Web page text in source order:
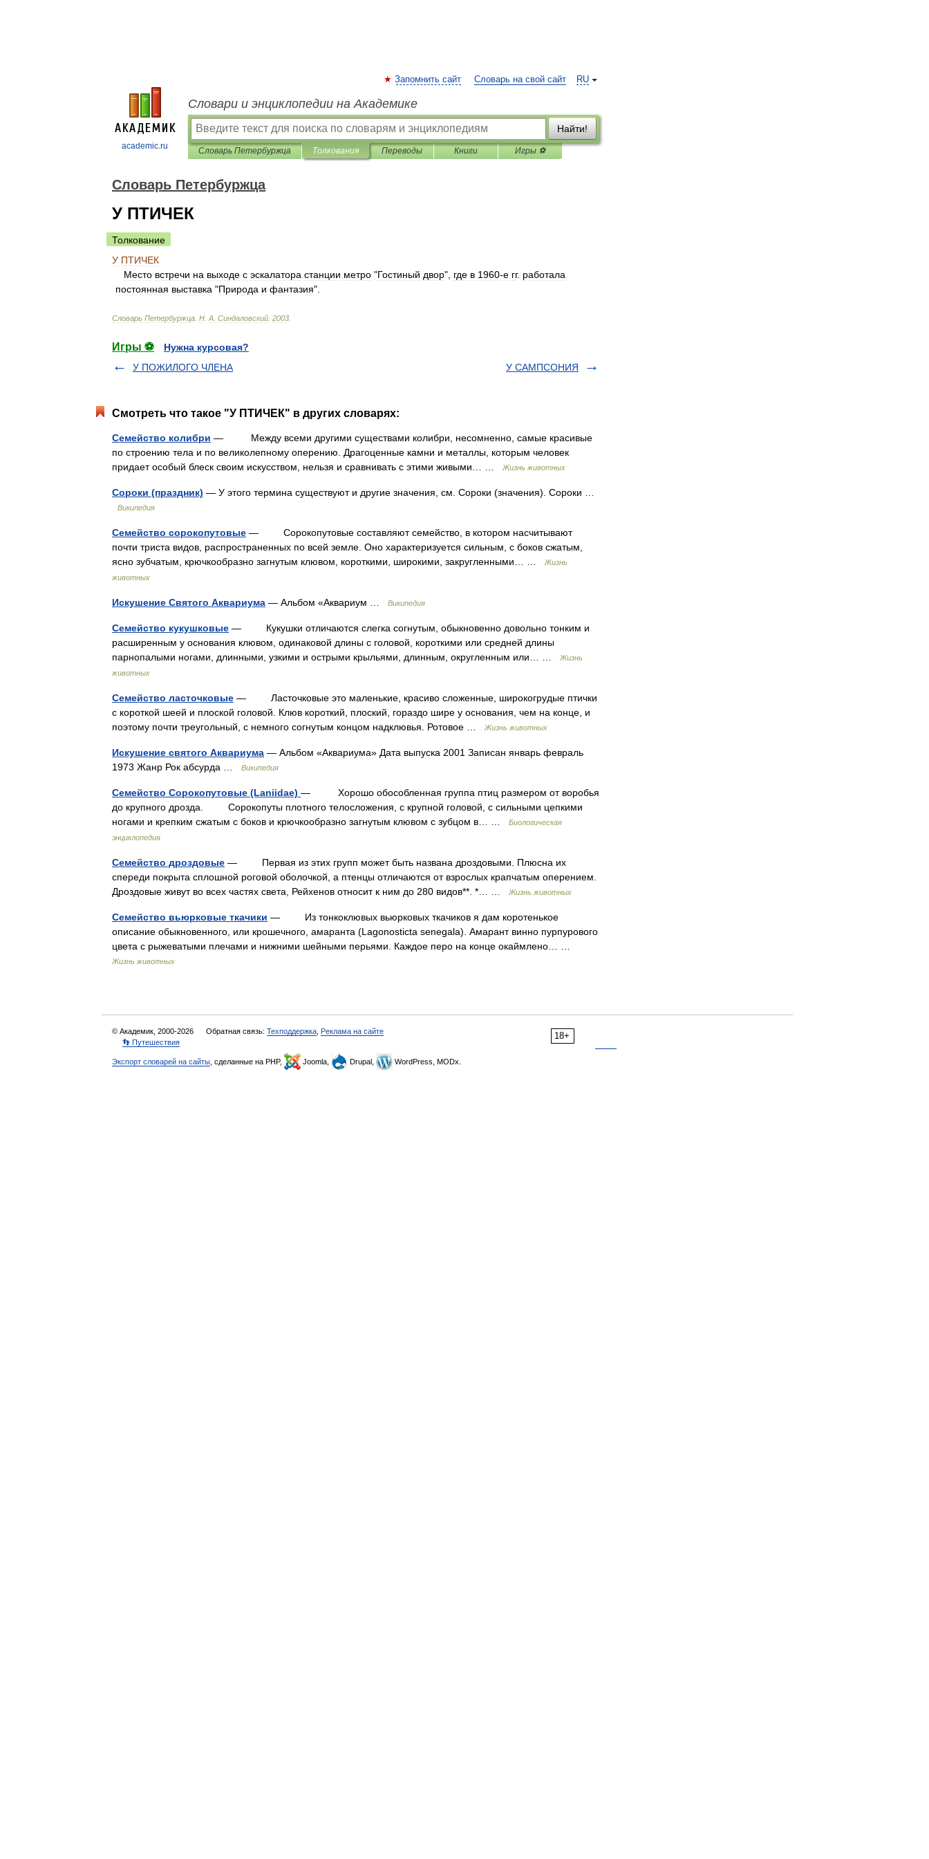
academic.ru
RU
Запомнить сайт Словарь на свой сайт
Словари и энциклопедии на Академике
Найти!
Словарь Петербуржца Толкования Переводы Книги Игры ⚽
Словарь Петербуржца
У ПТИЧЕК
Толкование
У ПТИЧЕК
Место встречи на выходе с эскалатора станции метро "Гостиный двор", где в 1960-е гг. работала
постоянная выставка "Природа и фантазия".
Словарь Петербуржца Н А Синдаловский 2003
Игры ⚽
Нужна курсовая?
У ПОЖИЛОГО ЧЛЕНА
У САМПСОНИЯ
Смотреть что такое "У ПТИЧЕК" в других словарях:
Семейство колибри — Между всеми другими существами колибри, несомненно, самые красивые
по строению тела и по великолепному оперению. Драгоценные камни и металлы, которым человек
придает особый блеск своим искусством, нельзя и сравнивать с этими живыми… …
Жизнь животных
Сороки (праздник) — У этого термина существуют и другие значения, см. Сороки (значения). Сороки …
Википедия
Семейство сорокопутовые — Сорокопутовые составляют семейство, в котором насчитывают
почти триста видов, распространенных по всей земле. Оно характеризуется сильным, с боков сжатым,
ясно зубчатым, крючкообразно загнутым клювом, короткими, широкими, закругленными… …
Жизнь
животных
Искушение Святого Аквариума — Альбом «Аквариум … Википедия
Семейство кукушковые — Кукушки отличаются слегка согнутым, обыкновенно довольно тонким и
расширенным у основания клювом, одинаковой длины с головой, короткими или средней длины
парнопалыми ногами, длинными, узкими и острыми крыльями, длинным, округленным или… …
Жизнь
животных
Семейство ласточковые — Ласточковые это маленькие, красиво сложенные, широкогрудые птички
с короткой шеей и плоской головой. Клюв короткий, плоский, гораздо шире у основания, чем на конце, и
поэтому почти треугольный, с немного согнутым концом надклювья. Ротовое …
Жизнь животных
Искушение святого Аквариума — Альбом «Аквариума» Дата выпуска 2001 Записан январь февраль
1973 Жанр Рок абсурда …
Википедия
Семейство Сорокопутовые (Laniidae) — Хорошо обособленная группа птиц размером от воробья
до крупного дрозда. Сорокопуты плотного телосложения, с крупной головой, с сильными цепкими
ногами и крепким сжатым с боков и крючкообразно загнутым клювом с зубцом в… …
Биологическая
энциклопедия
Семейство дроздовые — Первая из этих групп может быть названа дроздовыми. Плюсна их
спереди покрыта сплошной роговой оболочкой, а птенцы отличаются от взрослых крапчатым оперением.
Дроздовые живут во всех частях света, Рейхенов относит к ним до 280 видов**. *… …
Жизнь животных
Семейство вьюрковые ткачики — Из тонкоклювых вьюрковых ткачиков я дам коротенькое
описание обыкновенного, или крошечного, амаранта (Lagonosticta senegala). Амарант винно пурпурового
цвета с рыжеватыми плечами и нижними шейными перьями. Каждое перо на конце окаймлено… …
Жизнь животных
18+
© Академик, 2000-2026 Обратная связь: Техподдержка Реклама на сайте
👣 Путешествия
Экспорт словарей на сайты , сделанные на PHP, Joomla, Drupal, WordPress, MODx.